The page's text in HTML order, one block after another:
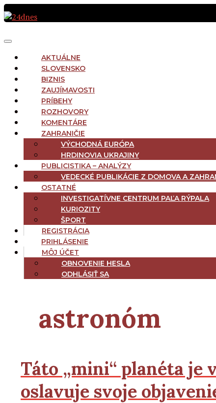
Preskočiť
na
Menu
AKTUÁLNE
SLOVENSKO
BIZNIS
ZAUJÍMAVOSTI
PRÍBEHY
ROZHOVORY
KOMENTÁRE
ZAHRANIČIE
VÝCHODNÁ EURÓPA
HRDINOVIA UKRAJINY
PUBLICISTIKA – ANALÝZY
VEDECKÉ PUBLIKÁCIE Z DOMOVA A
OSTATNÉ
INVESTIGATÍVNE CENTRUM PAĽA RÝPALA
KURIOZITY
ŠPORT
REGISTRÁCIA
PRIHLÁSENIE
MÔJ ÚČET
OBNOVENIE HESLA
ODHLÁSIŤ SA
astronóm
Táto „mini“ planéta je
oslavuje svoje